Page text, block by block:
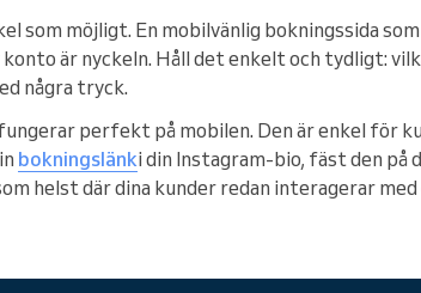
som möjligt. En mobilvänlig bokningssida som
är nyckeln. Håll det enkelt och tydligt:
några tryck.
perfekt på mobilen. Den är enkel för
bokningslänki din Instagram-bio, fäst den på
helst där dina kunder redan interagerar med